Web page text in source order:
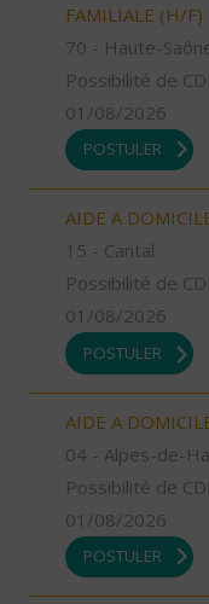
FAMILIALE (H/F)
70 - Haute-
Possibilité de
01/08/2026
POSTULER
AIDE A
15 - Cantal
Possibilité de
01/08/2026
POSTULER
AIDE A
04 - Alpes-de-
Possibilité de
01/08/2026
POSTULER